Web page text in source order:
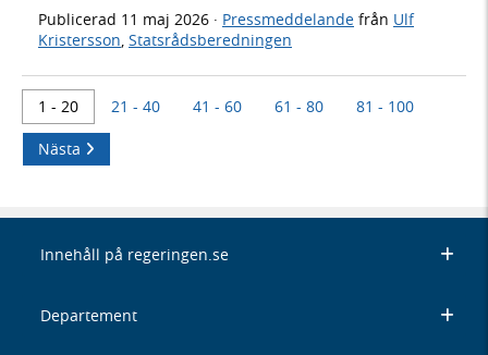
Publicerad 11 maj 2026 · Pressmeddelande från Ulf
Kristersson, Statsrådsberedningen
1 - 20 21 - 40 41 - 60 61 - 80 81 - 100
Nästa
Innehåll på regeringen.se
Departement